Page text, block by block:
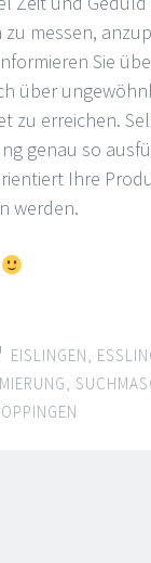
messen,
Sie
über
zu erreichen.
genau so
Ihre
werden.
EISLINGEN